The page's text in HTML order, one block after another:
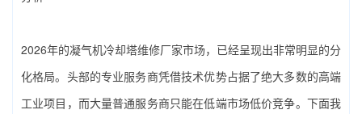
2026年的‌凝气机冷却塔维修厂家‌市场，已经呈现出非常明显的分
化格局。头部的专业服务商凭借技术优势占据了绝大多数的高端
工业项目，而大量普通服务商只能在低端市场低价竞争。下面我